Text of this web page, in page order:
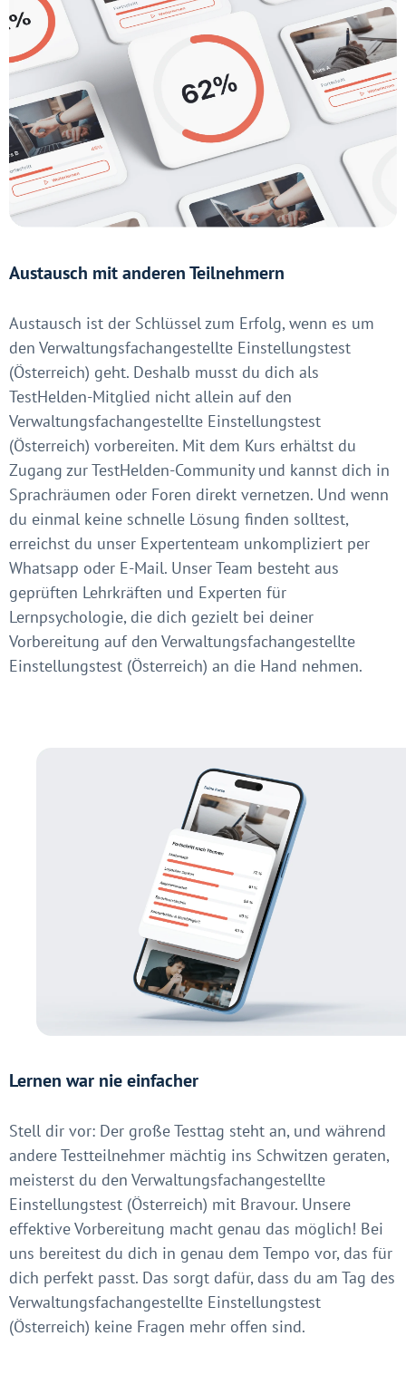
Austausch mit anderen Teilnehmern
Austausch ist der Schlüssel zum Erfolg, wenn es um
den Verwaltungsfachangestellte Einstellungstest
(Österreich) geht. Deshalb musst du dich als
TestHelden-Mitglied nicht allein auf den
Verwaltungsfachangestellte Einstellungstest
(Österreich) vorbereiten. Mit dem Kurs erhältst du
Zugang zur TestHelden-Community und kannst dich in
Sprachräumen oder Foren direkt vernetzen. Und wenn
du einmal keine schnelle Lösung finden solltest,
erreichst du unser Expertenteam unkompliziert per
Whatsapp oder E-Mail. Unser Team besteht aus
geprüften Lehrkräften und Experten für
Lernpsychologie, die dich gezielt bei deiner
Vorbereitung auf den Verwaltungsfachangestellte
Einstellungstest (Österreich) an die Hand nehmen.
Lernen war nie einfacher
Stell dir vor: Der große Testtag steht an, und während
andere Testteilnehmer mächtig ins Schwitzen geraten,
meisterst du den Verwaltungsfachangestellte
Einstellungstest (Österreich) mit Bravour. Unsere
effektive Vorbereitung macht genau das möglich! Bei
uns bereitest du dich in genau dem Tempo vor, das für
dich perfekt passt. Das sorgt dafür, dass du am Tag des
Verwaltungsfachangestellte Einstellungstest
(Österreich) keine Fragen mehr offen sind.